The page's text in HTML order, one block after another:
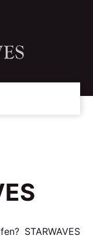
STARWAVES